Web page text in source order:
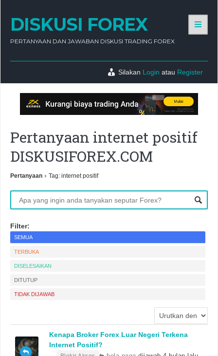
DISKUSI FOREX
PERTANYAAN DAN JAWABAN DISKUSI TRADING FOREX
Silakan Login atau Register
Pertanyaan internet positif
DISKUSIFOREX.COM
Pertanyaan › Tag: internet positif
Filter:
SEMUA
TERBUKA
DISELESAIKAN
DITUTUP
TIDAK DIJAWAB
Kenapa Broker Forex Luar Negeri Terkena
Internet Positif?